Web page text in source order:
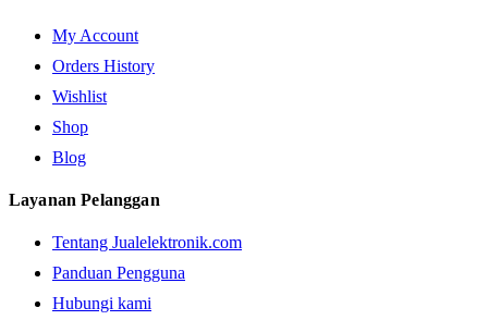
My Account
Orders History
Wishlist
Shop
Blog
Layanan Pelanggan
Tentang Jualelektronik.com
Panduan Pengguna
Hubungi kami